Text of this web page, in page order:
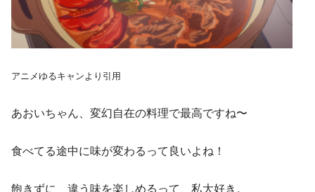
アニメゆるキャンより引用
あおいちゃん、変幻自在の料理で最高ですね〜
食べてる途中に味が変わるって良いよね！
飽きずに、違う味を楽しめるって、私大好き。